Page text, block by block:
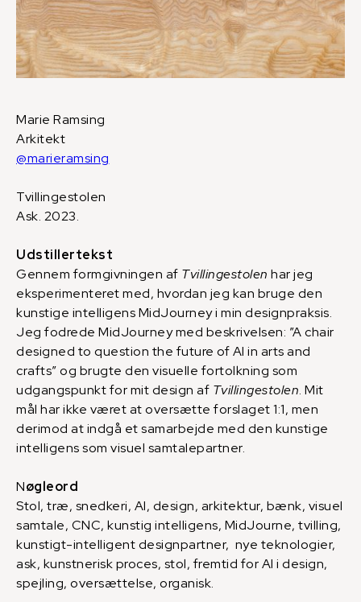
Marie Ramsing
Arkitekt
@marieramsing
Tvillingestolen
Ask. 2023.
Udstillertekst
Gennem formgivningen af Tvillingestolen har jeg
eksperimenteret med, hvordan jeg kan bruge den
kunstige intelligens MidJourney i min designpraksis.
Jeg fodrede MidJourney med beskrivelsen: ”A chair
designed to question the future of AI in arts and
crafts” og brugte den visuelle fortolkning som
udgangspunkt for mit design af Tvillingestolen. Mit
mål har ikke været at oversætte forslaget 1:1, men
derimod at indgå et samarbejde med den kunstige
intelligens som visuel samtalepartner.
Nøgleord
Stol, træ, snedkeri, AI, design, arkitektur, bænk, visuel
samtale, CNC, kunstig intelligens, MidJourne, tvilling,
kunstigt-intelligent designpartner, nye teknologier,
ask, kunstnerisk proces, stol, fremtid for AI i design,
spejling, oversættelse, organisk.